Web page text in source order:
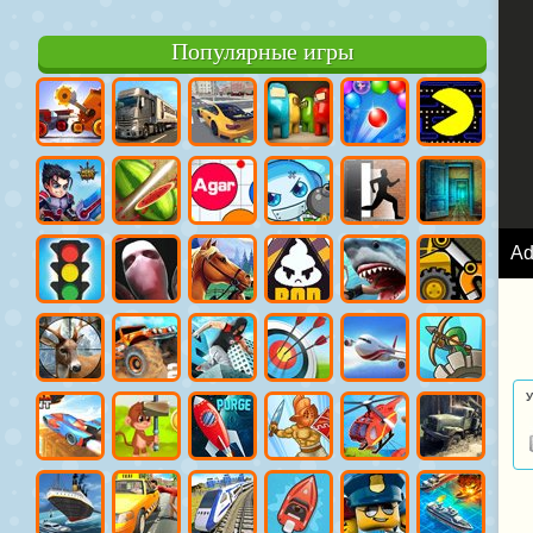
Популярные игры